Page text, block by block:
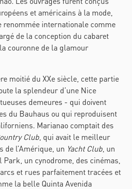
et américains à la mode,
renommée internationale comme
de la conception du cabaret
couronne de la glamour
moitié du XXe siècle, cette partie
la splendeur d’une Nice
demeures - qui doivent
du Bauhaus ou qui reproduisent
Marianao comptait des
Club , qui avait le meilleur
de l’Amérique, un Yacht Club , un
Park , un cynodrome, des cinémas,
et rues parfaitement tracées et
la belle Quinta Avenida